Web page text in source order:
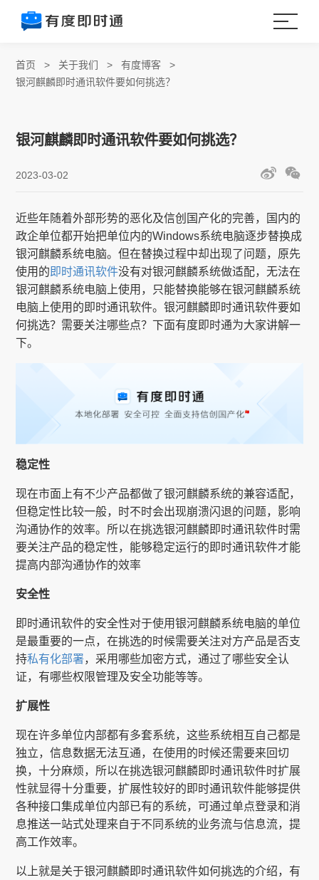
首页 > 关于我们 >有度博客 >
银河麒麟即时通讯软件要如何挑选？
银河麒麟即时通讯软件要如何挑选？
2023-03-02
近些年随着外部形势的恶化及信创国产化的完善，国内的
政企单位都开始把单位内的Windows系统电脑逐步替换成
银河麒麟系统电脑。但在替换过程中却出现了问题，原先
使用的 即时通讯软件没有对银河麒麟系统做适配，无法在
银河麒麟系统电脑上使用，只能替换能够在银河麒麟系统
电脑上使用的即时通讯软件。银河麒麟即时通讯软件要如
何挑选？需要关注哪些点？下面有度即时通为大家讲解一
下。
稳定性
现在市面上有不少产品都做了银河麒麟系统的兼容适配，
但稳定性比较一般，时不时会出现崩溃闪退的问题，影响
沟通协作的效率。所以在挑选银河麒麟即时通讯软件时需
要关注产品的稳定性，能够稳定运行的即时通讯软件才能
提高内部沟通协作的效率
安全性
即时通讯软件的安全性对于使用银河麒麟系统电脑的单位
是最重要的一点，在挑选的时候需要关注对方产品是否支
持私有化部署，采用哪些加密方式，通过了哪些安全认
证，有哪些权限管理及安全功能等等。
扩展性
现在许多单位内部都有多套系统，这些系统相互自己都是
独立，信息数据无法互通，在使用的时候还需要来回切
换，十分麻烦，所以在挑选银河麒麟即时通讯软件时扩展
性就显得十分重要，扩展性较好的即时通讯软件能够提供
各种接口集成单位内部已有的系统，可通过单点登录和消
息推送一站式处理来自于不同系统的业务流与信息流，提
高工作效率。
以上就是关于银河麒麟即时通讯软件如何挑选的介绍，有